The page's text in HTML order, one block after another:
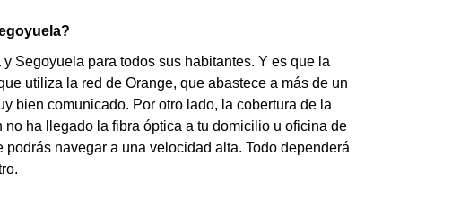
Segoyuela para todos sus habitantes. Y es que la
utiliza la red de Orange, que abastece a más de un
bien comunicado. Por otro lado, la cobertura de la
ha llegado la fibra óptica a tu domicilio u oficina de
navegar a una velocidad alta. Todo dependerá